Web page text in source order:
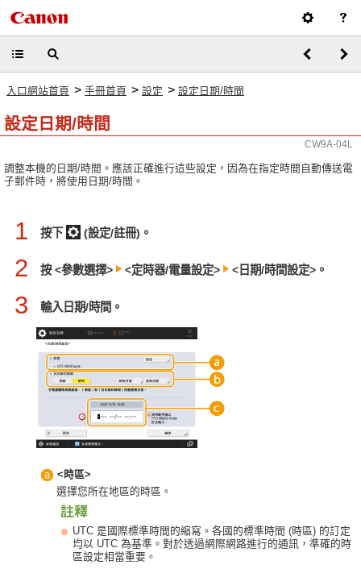
入口網站首頁 > 手冊首頁 > 設定 > 設定日期/時間
設定日期/時間
CW9A-04L
調整本機的日期/時間。應該正確進行這些設定，因為在指定時間自動傳送電
子郵件時，將使用日期/時間。
1 按下 (設定/註冊)。
2 按 <參數選擇> <定時器/電量設定> <日期/時間設定>。
3 輸入日期/時間。
<時區>
選擇您所在地區的時區。
UTC 是國際標準時間的縮寫。各國的標準時間 (時區) 的訂定
均以 UTC 為基準。對於透過網際網路進行的通訊，準確的時
區設定相當重要。